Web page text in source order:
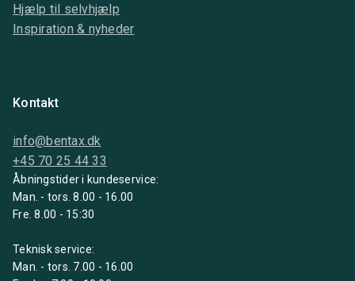
Hjælp til selvhjælp
Inspiration & nyheder
Kontakt
info@bentax.dk
+45 70 25 44 33
Åbningstider i kundeservice:
Man. - tors. 8.00 - 16.00
Fre. 8.00 - 15:30
Teknisk service:
Man. - tors. 7.00 - 16.00